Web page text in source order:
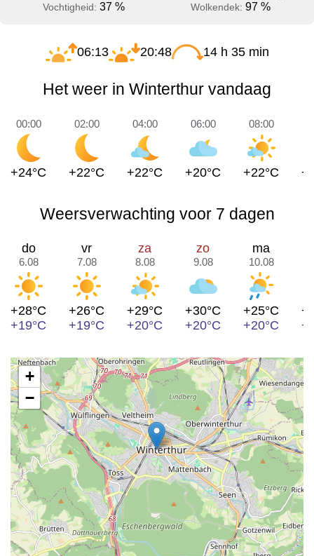
Vochtigheid: 37 % Wolkendek: 97 %
06:13 20:48 14 h 35 min
Het weer in Winterthur vandaag
00:00
+24°C
02:00
+22°C
04:00
+22°C
06:00
+20°C
08:00
+22°C
Weersverwachting voor 7 dagen
do
6.08
+28°C
+19°C
vr
7.08
+26°C
+19°C
za
8.08
+29°C
+20°C
zo
9.08
+30°C
+20°C
ma
10.08
+25°C
+20°C
+
−